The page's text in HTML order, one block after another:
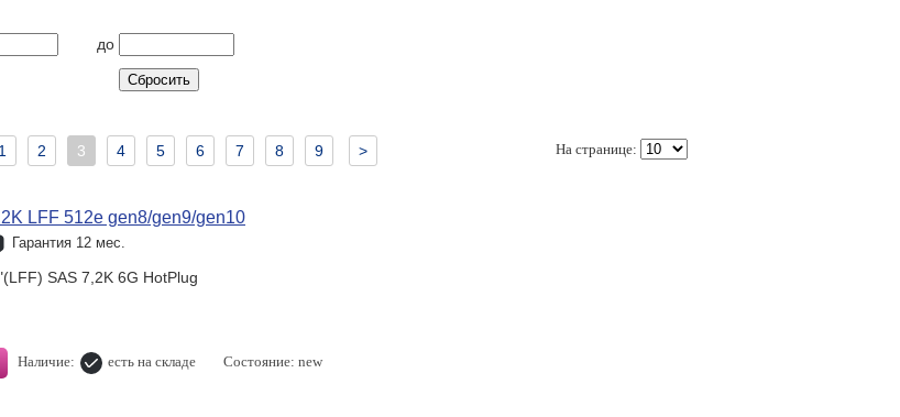
до
1 2 3 4 5 6 7 8 9 > На странице:
LFF 512e gen8/gen9/gen10
Гарантия 12 мес.
SAS 7,2K 6G HotPlug
Наличие: есть на складе Состояние: new